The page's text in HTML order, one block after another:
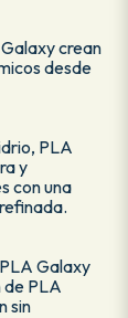
crean
desde
PLA
y
con una
Galaxy
de PLA
sin